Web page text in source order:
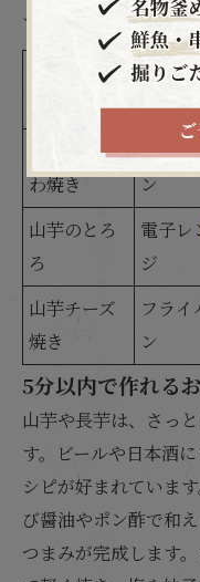
す。
料理名
主な調
方法
山芋ふわふ
わ焼き
フライ
ン
山芋のとろ
ろ
電子レ
ジ
山芋チーズ
焼き
フライ
ン
5分以内で作れる
山芋や長芋は、さっ
す。ビールや日本酒
シピが好まれていま
び醤油やポン酢で和
つまみが完成します